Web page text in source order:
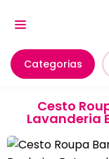
Categorias
Cozinha E Utensílios
Cesto
Lavanderia